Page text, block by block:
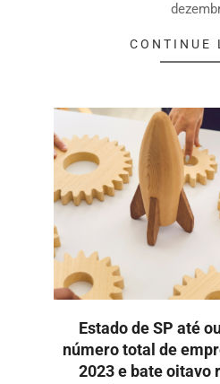
CONTINUE
Estado de SP até
número total de
2023 e bate oitavo